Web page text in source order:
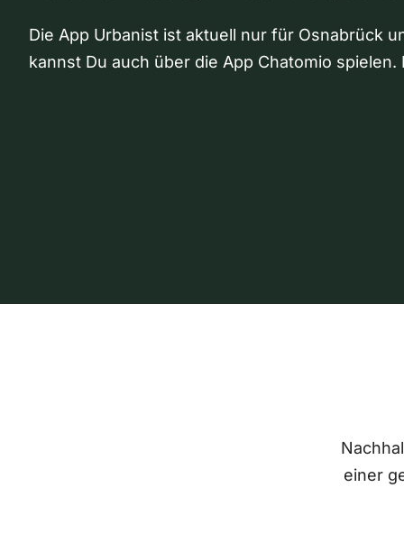
Die App Urbanist ist aktuell nur für Osnabrück
kannst Du auch über die App Chatomio
einer